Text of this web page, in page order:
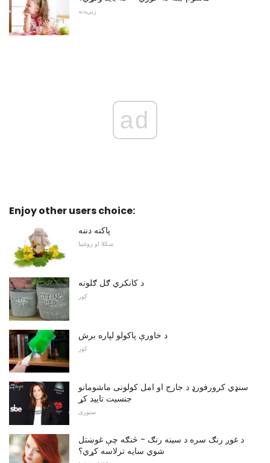
زېږېدنه
ad
Enjoy other users choice:
پاکنه دننه
ښکلا او روغتیا
د کانکري ګل ګلونه
کور
د خاورې پاکولو لپاره برش
کور
سنډي کرورفورډ د جارج او امل کولونی ماشومانو
جنسیت تایید کړ
ستوری
د غوږ رنګ سره د سینه رنګ - څنګه چې غوښتل
شوي سایه ترلاسه کړي؟